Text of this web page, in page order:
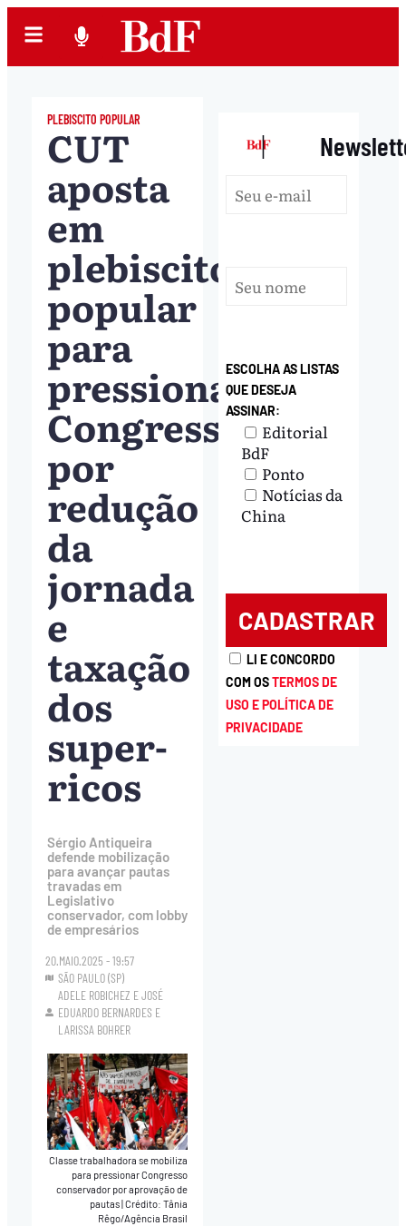
PLEBISCITO POPULAR
CUT
aposta
em
plebiscito
popular
para
pressionar
Congresso
por
redução
da
jornada
e
taxação
dos
super-
ricos
Sérgio Antiqueira
defende mobilização
para avançar pautas
travadas em
Legislativo
conservador, com lobby
de empresários
20.MAIO.2025 - 19:57
SÃO PAULO (SP)
ADELE ROBICHEZ EJOSÉ
EDUARDO BERNARDES E
LARISSA BOHRER
Classe trabalhadora se mobiliza
para pressionar Congresso
conservador por aprovação de
pautas Crédito: Tânia
Rêgo/Agência Brasil
|
ESCOLHA AS LISTAS
QUE DESEJA
ASSINAR:
Editorial
BdF
Ponto
Notícias da
China
LI E CONCORDO
COM OSTERMOS DE
USO E POLÍTICA DE
PRIVACIDADE